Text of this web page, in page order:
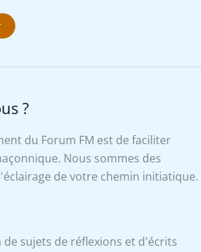
?
du Forum FM est de faciliter
Nous sommes des
de votre chemin initiatique.
sujets de réflexions et d'écrits